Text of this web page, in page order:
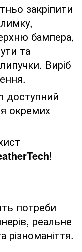
закріпити
бампера,
та
Виріб
доступний
окремих
!
потреби
реальне
різноманіття.